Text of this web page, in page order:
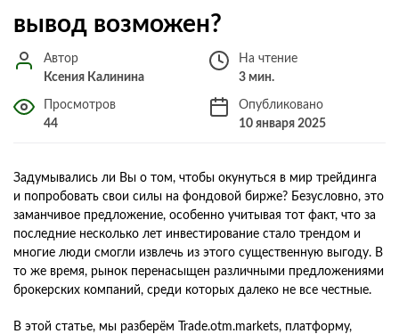
вывод возможен?
Автор
Ксения Калинина
На чтение
3 мин.
Просмотров
44
Опубликовано
10 января 2025
Задумывались ли Вы о том, чтобы окунуться в мир трейдинга
и попробовать свои силы на фондовой бирже? Безусловно, это
заманчивое предложение, особенно учитывая тот факт, что за
последние несколько лет инвестирование стало трендом и
многие люди смогли извлечь из этого существенную выгоду. В
то же время, рынок перенасыщен различными предложениями
брокерских компаний, среди которых далеко не все честные.
В этой статье, мы разберём Trade.otm.markets, платформу,